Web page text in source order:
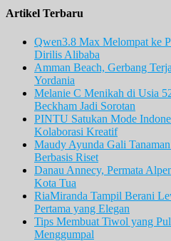
Artikel Terbaru
Qwen3.8 Max Melompat ke
Dirilis Alibaba
Amman Beach, Gerbang
Yordania
Melanie C Menikah di Usia
Beckham Jadi Sorotan
PINTU Satukan Mode
Kolaborasi Kreatif
Maudy Ayunda Gali
Berbasis Riset
Danau Annecy, Permata
Kota Tua
RiaMiranda Tampil Berani
Pertama yang Elegan
Tips Membuat Tiwol yang
Menggumpal